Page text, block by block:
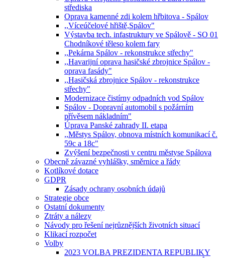
střediska
Oprava kamenné zdi kolem hřbitova - Spálov
,,Víceúčelové hřiště,Spálov"
Výstavba tech. infastruktury ve Spálově - SO 01
Chodníkové těleso kolem fary
,,Pekárna Spálov - rekonstrukce střechy"
,,Havarijní oprava hasičské zbrojnice Spálov -
oprava fasády"
,,Hasičská zbrojnice Spálov - rekonstrukce
střechy"
Modernizace čistírny odpadních vod Spálov
Spálov - Dopravní automobil s požárním
přívěsem nákladním"
Úprava Panské zahrady II. etapa
,,Městys Spálov, obnova místních komunikací č.
59c a 18c"
Zvýšení bezpečnosti v centru městyse Spálova
Obecně závazné vyhlášky, směrnice a řády
Kotlíkové dotace
GDPR
Zásady ochrany osobních údajů
Strategie obce
Ostatní dokumenty
Ztráty a nálezy
Návody pro řešení nejrůznějších životních situací
Klikací rozpočet
Volby
2023 VOLBA PREZIDENTA REPUBLIKY